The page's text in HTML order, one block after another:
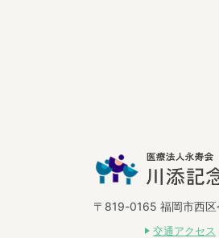
〒819-0165 福岡市西
交通アクセス